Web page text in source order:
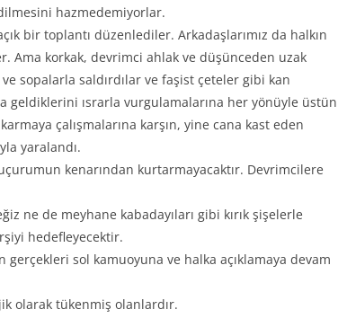
hazmedemiyorlar.
bir toplantı düzenlediler. Arkadaşlarımız da halkın
Ama korkak, devrimci ahlak ve düşünceden uzak
sopalarla saldırdılar ve faşist çeteler gibi kan
geldiklerini ısrarla vurgulamalarına her yönüyle üstün
çalışmalarına karşın, yine cana kast eden
yaralandı.
kenarından kurtarmayacaktır. Devrimcilere
ne de meyhane kabadayıları gibi kırık şişelerle
hedefleyecektir.
sol kamuoyuna ve halka açıklamaya devam
olarak tükenmiş olanlardır.